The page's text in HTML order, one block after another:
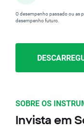
O desempenho passado ou as
desempenho futuro.
SOBRE OS
Invista em